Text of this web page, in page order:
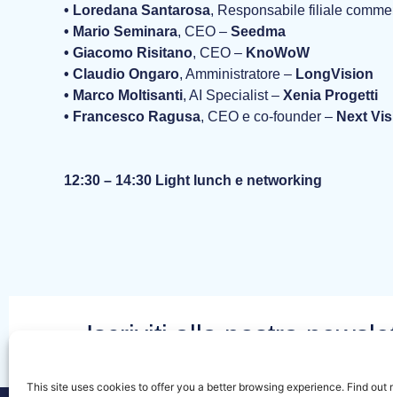
This site uses cookies to offer you a better browsing experience. Find out
• Loredana Santarosa, Responsabile filiale
• Mario Seminara, CEO – Seedma
• Giacomo Risitano, CEO – KnoWoW
• Claudio Ongaro, Amministratore – LongVision
• Marco Moltisanti, AI Specialist – Xenia Progetti
• Francesco Ragusa, CEO e co-founder – Next
12:30 – 14:30 Light lunch e networking
Iscriviti alla nostra
tutte le ultime notizie e